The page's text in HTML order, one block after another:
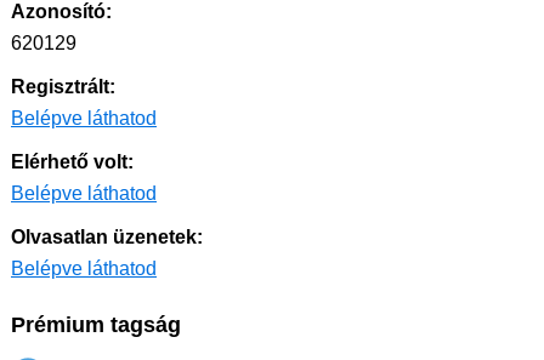
Azonosító:
620129
Regisztrált:
Belépve láthatod
Elérhető volt:
Belépve láthatod
Olvasatlan üzenetek:
Belépve láthatod
Prémium tagság